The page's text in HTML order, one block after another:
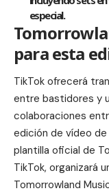
especial.
para esta
TikTok ofrecerá
entre bastidores y
colaboraciones
edición de vídeo
plantilla oficial de
TikTok, organizará
Tomorrowland